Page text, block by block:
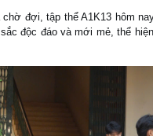
đợi, tập thể A1K13 hôm
độc đáo và mới mẻ, thể